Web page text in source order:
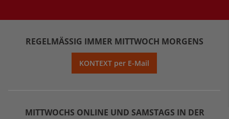
REGELMÄSSIG IMMER MITTWOCH MORGENS
KONTEXT per E-Mail
MITTWOCHS ONLINE UND SAMSTAGS IN DER